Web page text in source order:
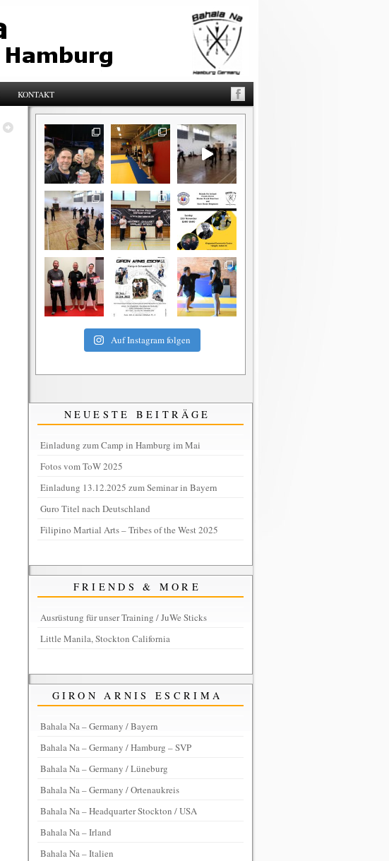
KONTAKT
Auf Instagram folgen
NEUESTE BEITRÄGE
Einladung zum Camp in Hamburg im Mai
Fotos vom ToW 2025
Einladung 13.12.2025 zum Seminar in Bayern
Guro Titel nach Deutschland
Filipino Martial Arts – Tribes of the West 2025
FRIENDS & MORE
Ausrüstung für unser Training / JuWe Sticks
Little Manila, Stockton California
GIRON ARNIS ESCRIMA
Bahala Na – Germany / Bayern
Bahala Na – Germany / Hamburg – SVP
Bahala Na – Germany / Lüneburg
Bahala Na – Germany / Ortenaukreis
Bahala Na – Headquarter Stockton / USA
Bahala Na – Irland
Bahala Na – Italien